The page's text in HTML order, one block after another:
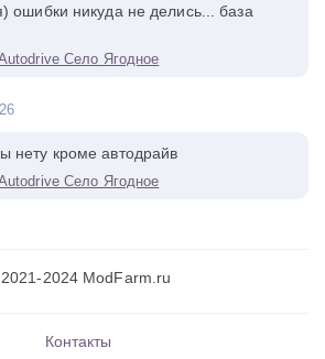
ошибки никуда не делись... база
Село Ягодное
нету кроме автодрайв
Село Ягодное
2024 ModFarm.ru
Контакты